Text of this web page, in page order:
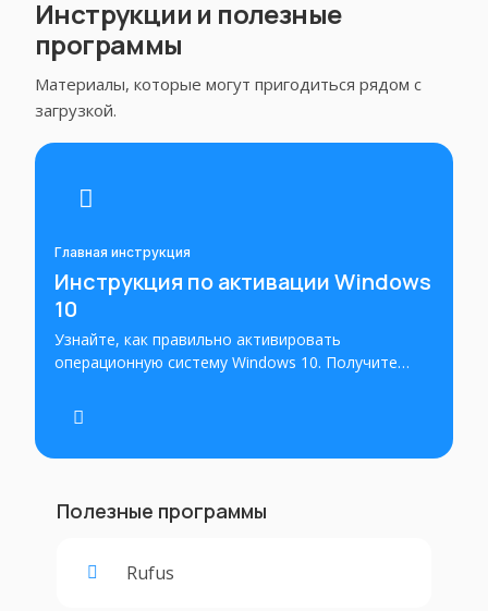
Инструкции и полезные
программы
Материалы, которые могут пригодиться рядом с
загрузкой.
Главная инструкция
Инструкция по активации Windows
10
Узнайте, как правильно активировать
операционную систему Windows 10. Получите
Windows 10 и установите операционную систему
в режиме полной функциональности.
Полезные программы
Rufus